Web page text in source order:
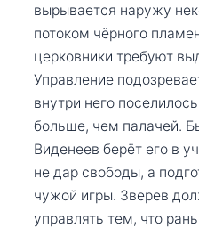
вырывается наружу
потоком чёрного
церковники требуют
Управление
внутри него
больше, чем палачей.
Виденеев берёт его в
не дар свободы, а
чужой игры. Зверев
управлять тем, что